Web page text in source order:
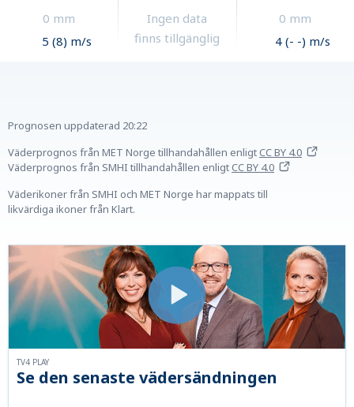
0 mm
5 (8) m/s
Ingen data
finns tillgänglig
0 mm
4 (- -) m/s
Prognosen uppdaterad 20:22
Väderprognos från MET Norge tillhandahållen enligtCC BY 4.0
Väderprognos från SMHI tillhandahållen enligtCC BY 4.0
Väderikoner från SMHI och MET Norge har mappats till
likvärdiga ikoner från Klart.
Se den senaste vädersändningen
TV4 PLAY